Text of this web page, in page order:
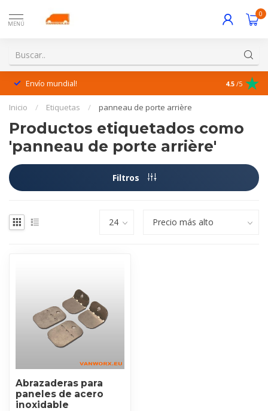
MENÚ
0
Envío mundial! ¡Excelente
4.5 /5
Inicio / Etiquetas / panneau de porte arrière
Productos etiquetados como
'panneau de porte arrière'
Filtros
Abrazaderas para
paneles de acero
inoxidable